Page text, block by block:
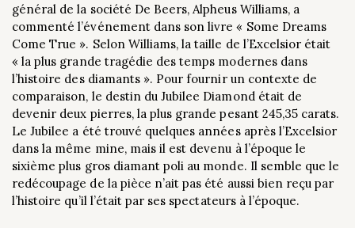
général de la société De Beers, Alpheus Williams, a
commenté l’événement dans son livre « Some Dreams
Come True ». Selon Williams, la taille de l’Excelsior était
« la plus grande tragédie des temps modernes dans
l’histoire des diamants ». Pour fournir un contexte de
comparaison, le destin du Jubilee Diamond était de
devenir deux pierres, la plus grande pesant 245,35 carats.
Le Jubilee a été trouvé quelques années après l’Excelsior
dans la même mine, mais il est devenu à l’époque le
sixième plus gros diamant poli au monde. Il semble que le
redécoupage de la pièce n’ait pas été aussi bien reçu par
l’histoire qu’il l’était par ses spectateurs à l’époque.